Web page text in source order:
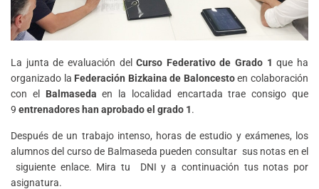
La junta de evaluación del Curso Federativo de Grado 1 que ha
organizado la Federación Bizkaina de Baloncestoen colaboración
con el Balmaseda en la localidad encartada trae consigo que
9 entrenadores han aprobado el grado 1.
Después de un trabajo intenso, horas de estudio y exámenes, los
alumnos del curso de Balmaseda pueden consultar sus notas en el
siguiente enlace. Mira tu DNI y a continuación tus notas por
asignatura.